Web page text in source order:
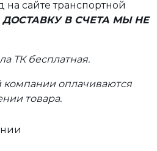
на сайте транспортной
ДОСТАВКУ В СЧЕТА МЫ НЕ
ТК бесплатная.
компании оплачиваются
товара.